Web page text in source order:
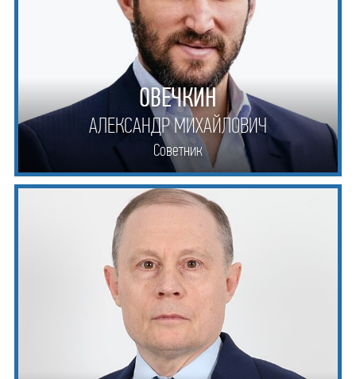
ОВЕЧКИН
АЛЕКСАНДР МИХАЙЛОВИЧ
Советник